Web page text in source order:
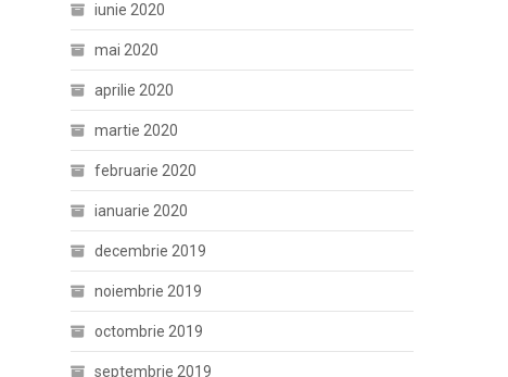
iunie 2020
mai 2020
aprilie 2020
martie 2020
februarie 2020
ianuarie 2020
decembrie 2019
noiembrie 2019
octombrie 2019
septembrie 2019